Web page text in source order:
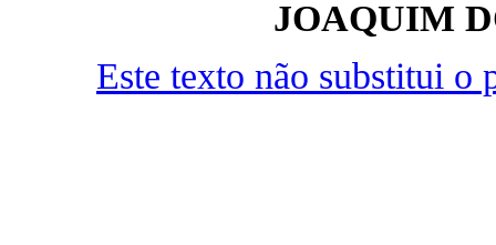
JOAQUIM
Este texto não substitui o